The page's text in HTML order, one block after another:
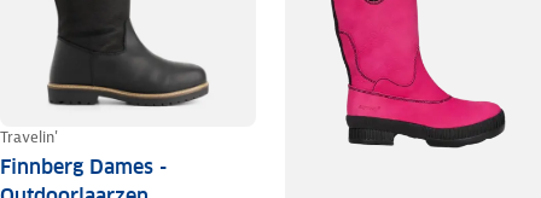
Travelin'
Finnberg Dames -